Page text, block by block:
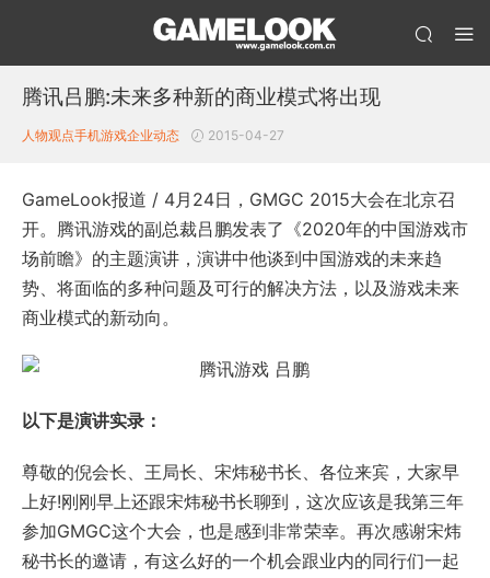
腾讯吕鹏:未来多种新的商业模式将出现
人物观点手机游戏企业动态 2015-04-27
GameLook报道 / 4月24日，GMGC 2015大会在北京召
开。腾讯游戏的副总裁吕鹏发表了《2020年的中国游戏市
场前瞻》的主题演讲，演讲中他谈到中国游戏的未来趋
势、将面临的多种问题及可行的解决方法，以及游戏未来
商业模式的新动向。
以下是演讲实录：
尊敬的倪会长、王局长、宋炜秘书长、各位来宾，大家早
上好!刚刚早上还跟宋炜秘书长聊到，这次应该是我第三年
参加GMGC这个大会，也是感到非常荣幸。再次感谢宋炜
秘书长的邀请，有这么好的一个机会跟业内的同行们一起